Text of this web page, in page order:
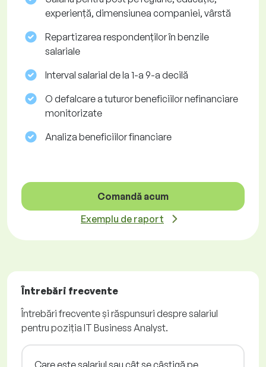
experiență, dimensiunea companiei, vârstă
Repartizarea respondenților în benzile
salariale
Interval salarial de la 1-a 9-a decilă
O defalcare a tuturor beneficiilor nefinanciare
monitorizate
Analiza beneficiilor financiare
Comandă acum
Exemplu de raport
Întrebări frecvente
Întrebări frecvente și răspunsuri despre salariul
pentru poziția IT Business Analyst.